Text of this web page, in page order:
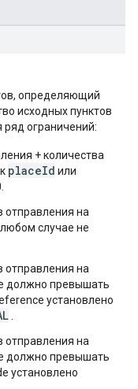
определяющий
исходных пунктов
ряд ограничений:
+ количества
placeId или
отправления на
случае не
отправления на
должно превышать
установлено
отправления на
должно превышать
установлено